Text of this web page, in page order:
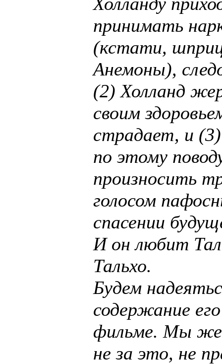
принимать
(кстати,
Анемоны),
(2) Холланд
своим
страдает, и
по этому
произносить
голосом
спасении
И он любит
Тальхо.
Будем
содержание
фильме. Мы же
не за это, не